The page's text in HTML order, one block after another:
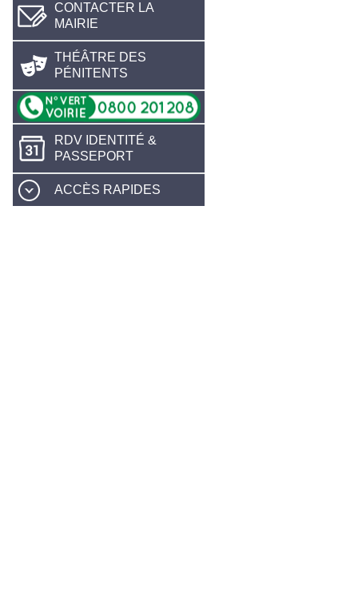
CONTACTER LA
MAIRIE
THÉÂTRE DES
PÉNITENTS
RDV IDENTITÉ &
PASSEPORT
ACCÈS RAPIDES